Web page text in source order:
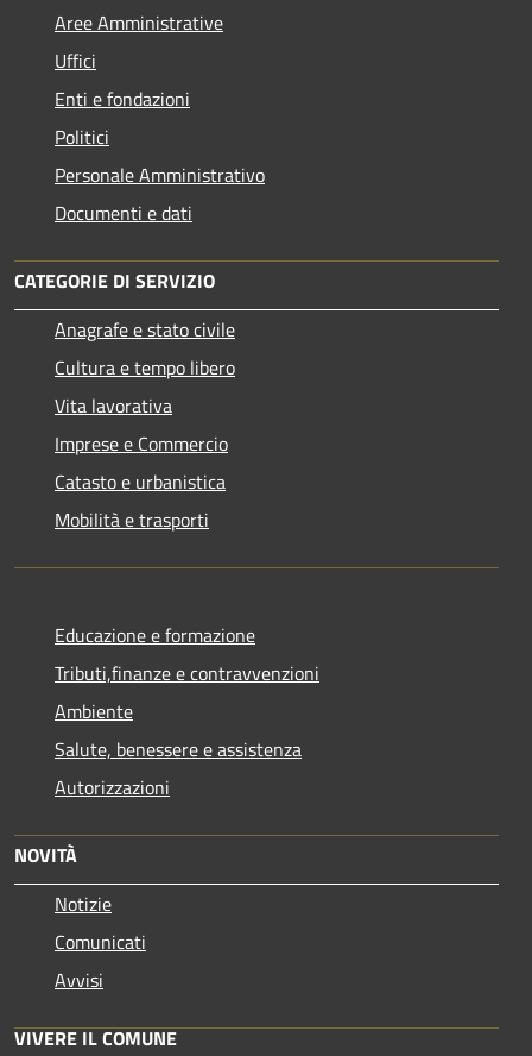
Aree Amministrative
Uffici
Enti e fondazioni
Politici
Personale Amministrativo
Documenti e dati
CATEGORIE DI SERVIZIO
Anagrafe e stato civile
Cultura e tempo libero
Vita lavorativa
Imprese e Commercio
Catasto e urbanistica
Mobilità e trasporti
Educazione e formazione
Tributi,finanze e contravvenzioni
Ambiente
Salute, benessere e assistenza
Autorizzazioni
NOVITÀ
Notizie
Comunicati
Avvisi
VIVERE IL COMUNE